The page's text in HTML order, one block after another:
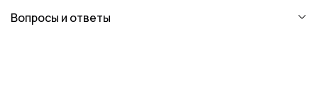
Вопросы и ответы